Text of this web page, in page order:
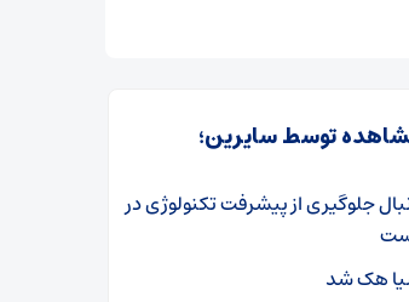
توسط سایرین؛
جلوگیری از پیشرفت تکنولوژی در
هک شد